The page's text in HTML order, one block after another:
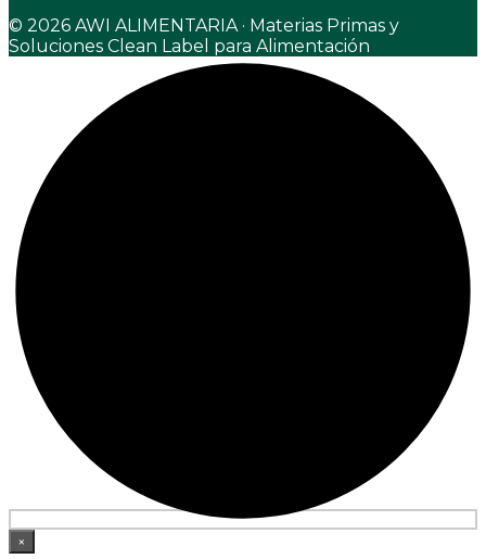
© 2026 AWI ALIMENTARIA · Materias Primas y
Soluciones Clean Label para Alimentación
×